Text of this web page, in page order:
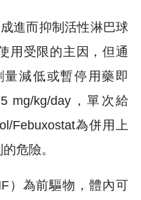
進而抑制活性淋巴球
用受限的主因，但通
減低或暫停用藥即
mg/kg/day，單次給
Febuxostat為併用上
危險。
）為前驅物，體內可